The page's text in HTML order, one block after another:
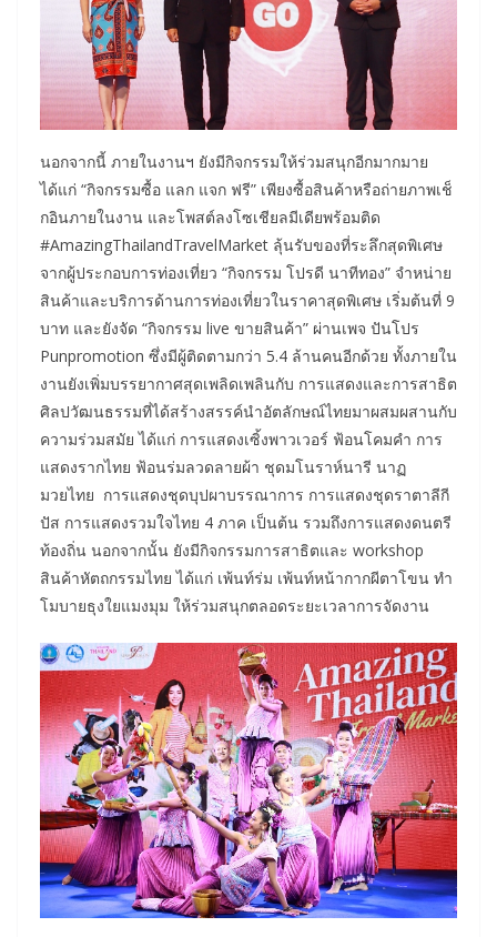
นอกจากนี้ ภายในงานฯ ยังมีกิจกรรมให้ร่วมสนุกอีกมากมาย
ได้แก่ “กิจกรรมซื้อ แลก แจก ฟรี” เพียงซื้อสินค้าหรือถ่ายภาพเช็
กอินภายในงาน และโพสต์ลงโซเชียลมีเดียพร้อมติด
#AmazingThailandTravelMarket ลุ้นรับของที่ระลึกสุดพิเศษ
จากผู้ประกอบการท่องเที่ยว “กิจกรรม โปรดี นาทีทอง” จำหน่าย
สินค้าและบริการด้านการท่องเที่ยวในราคาสุดพิเศษ เริ่มต้นที่ 9
บาท และยังจัด “กิจกรรม live ขายสินค้า” ผ่านเพจ ปันโปร
Punpromotion ซึ่งมีผู้ติดตามกว่า 5.4 ล้านคนอีกด้วย ทั้งภายใน
งานยังเพิ่มบรรยากาศสุดเพลิดเพลินกับ การแสดงและการสาธิต
ศิลปวัฒนธรรมที่ได้สร้างสรรค์นำอัตลักษณ์ไทยมาผสมผสานกับ
ความร่วมสมัย ได้แก่ การแสดงเซิ้งพาวเวอร์ ฟ้อนโคมคำ การ
แสดงรากไทย ฟ้อนร่มลวดลายผ้า ชุดมโนราห์นารี นาฏ
มวยไทย การแสดงชุดบุปผาบรรณาการ การแสดงชุดราตาลีกี
ปัส การแสดงรวมใจไทย 4 ภาค เป็นต้น รวมถึงการแสดงดนตรี
ท้องถิ่น นอกจากนั้น ยังมีกิจกรรมการสาธิตและ workshop
สินค้าหัตถกรรมไทย ได้แก่ เพ้นท์ร่ม เพ้นท์หน้ากากผีตาโขน ทำ
โมบายธุงใยแมงมุม ให้ร่วมสนุกตลอดระยะเวลาการจัดงาน